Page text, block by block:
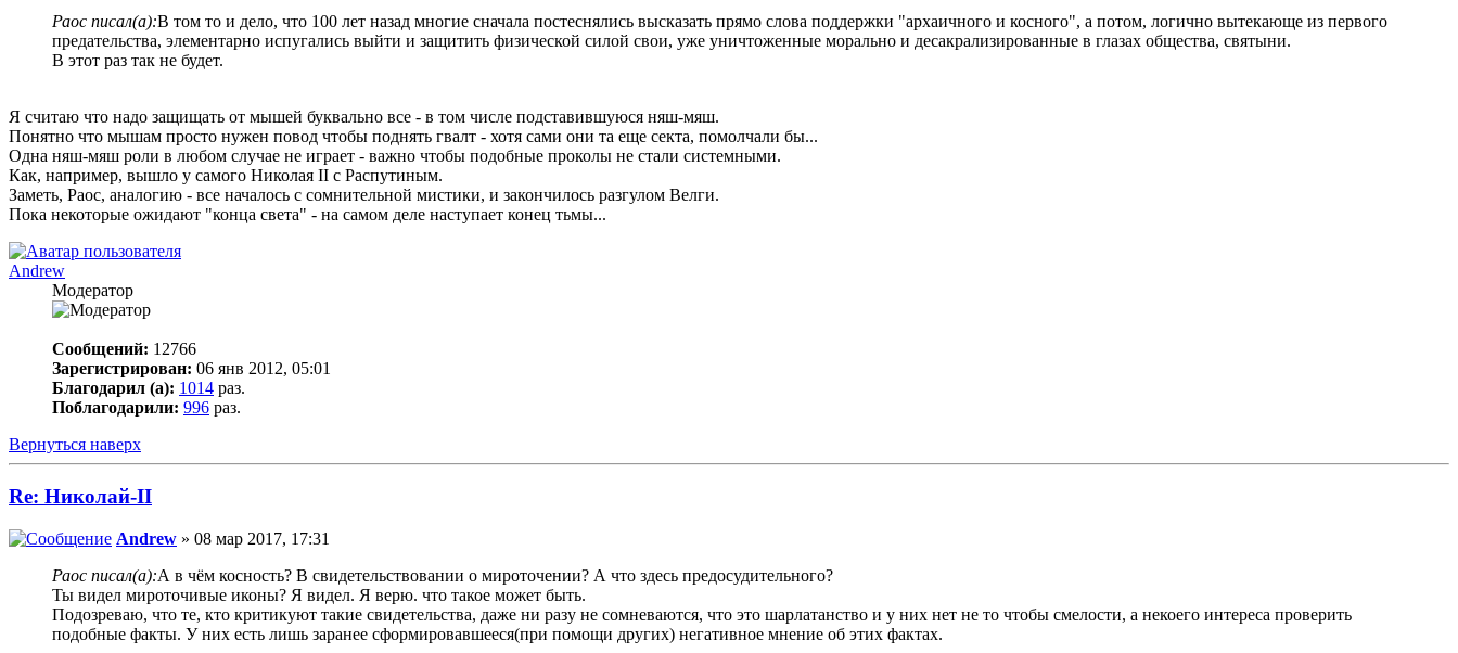
Раос писал(а):В том то и дело, что 100 лет назад многие сначала постеснялись высказать прямо слова поддержки "архаичного и косного", а потом, логично вытекающе из первого
предательства, элементарно испугались выйти и защитить физической силой свои, уже уничтоженные морально и десакрализированные в глазах общества, святыни.
В этот раз так не будет.
Я считаю что надо защищать от мышей буквально все - в том числе подставившуюся няш-мяш.
Понятно что мышам просто нужен повод чтобы поднять гвалт - хотя сами они та еще секта, помолчали бы...
Одна няш-мяш роли в любом случае не играет - важно чтобы подобные проколы не стали системными.
Как, например, вышло у самого Николая II с Распутиным.
Заметь, Раос, аналогию - все началось с сомнительной мистики, и закончилось разгулом Велги.
Пока некоторые ожидают "конца света" - на самом деле наступает конец тьмы...
Andrew
Модератор
Сообщений: 12766
Зарегистрирован: 06 янв 2012, 05:01
Благодарил (а): 1014 раз.
Поблагодарили: 996 раз.
Вернуться наверх
Re: Николай-II
Andrew » 08 мар 2017, 17:31
Раос писал(а):А в чём косность? В свидетельствовании о мироточении? А что здесь предосудительного?
Ты видел мироточивые иконы? Я видел. Я верю. что такое может быть.
Подозреваю, что те, кто критикуют такие свидетельства, даже ни разу не сомневаются, что это шарлатанство и у них нет не то чтобы смелости, а некоего интереса проверить
подобные факты. У них есть лишь заранее сформировавшееся(при помощи других) негативное мнение об этих фактах.